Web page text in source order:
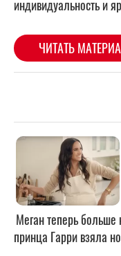
Меган теперь больше
принца Гарри взяла